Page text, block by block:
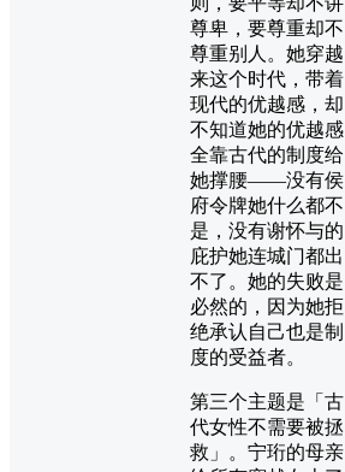
尊卑，要尊重却不
尊重别人。她穿越
来这个时代，带着
现代的优越感，却
不知道她的优越感
全靠古代的制度给
她撑腰——没有侯
府令牌她什么都不
是，没有谢怀与的
庇护她连城门都出
不了。她的失败是
必然的，因为她拒
绝承认自己也是制
度的受益者。
第三个主题是「古
代女性不需要被拯
救」。宁珩的母亲